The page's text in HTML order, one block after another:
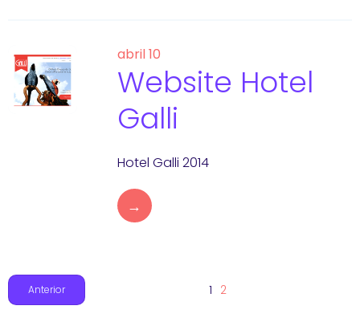
abril 10
Website Hotel
Galli
Hotel Galli 2014
→
Anterior 1 2